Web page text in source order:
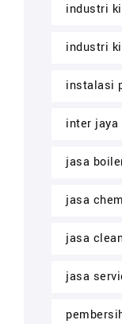
industri
industri
instalasi
inter jaya
jasa
jasa
jasa
jasa